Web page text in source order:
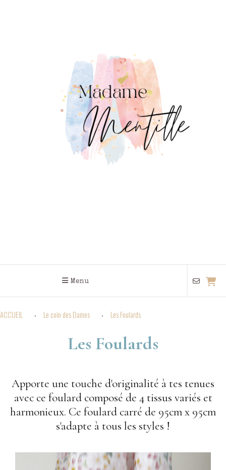
Menu
ACCUEIL Le coin des Dames Les Foulards
Les Foulards
Apporte une touche d'originalité à tes tenues
avec ce foulard composé de 4 tissus variés et
harmonieux. Ce foulard carré de 95cm x 95cm
s'adapte à tous les styles !